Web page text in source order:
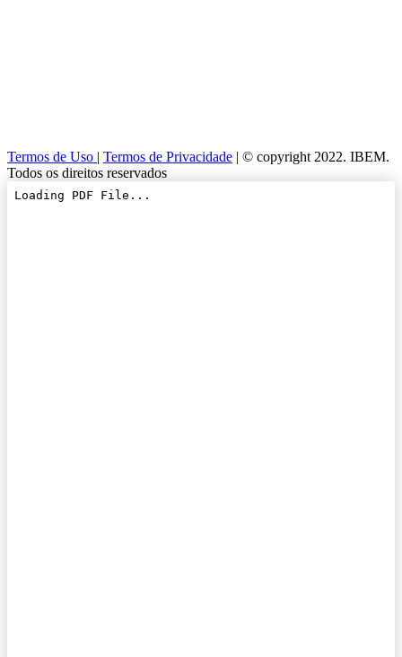
Termos de Uso | Termos de Privacidade | © copyright 2022. IBEM.
Todos os direitos reservados